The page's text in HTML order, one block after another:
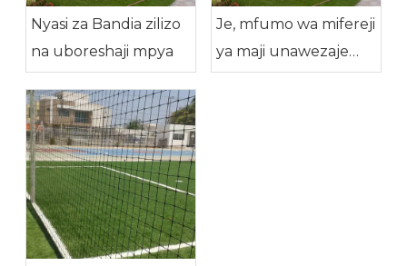
Nyasi za Bandia zilizo
na uboreshaji mpya
Je, mfumo wa mifereji
ya maji unawezaje
kuunganishwa katika